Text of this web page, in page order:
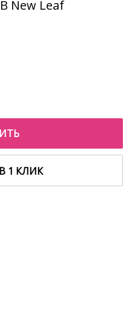
New Leaf
1 КЛИК